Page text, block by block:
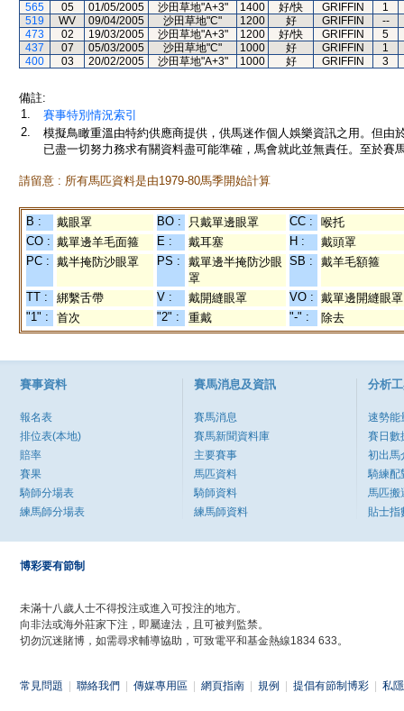
565
05 01/05/2005 沙田草地"A+3" 1400 好/快 GRIFFIN
1
519
WV 09/04/2005 沙田草地"C" 1200 好 GRIFFIN
--
473
02 19/03/2005 沙田草地"A+3" 1200 好/快 GRIFFIN
5
437
07 05/03/2005 沙田草地"C" 1000 好 GRIFFIN
1
400
03 20/02/2005 沙田草地"A+3" 1000 好 GRIFFIN 3
備註:
1.
賽事特別情況索引
2.
模擬鳥瞰重溫由特約供應商提供，供馬迷作個人娛樂資訊之用。但
已盡一切努力務求有關資料盡可能準確，馬會就此並無責任。至於賽
請留意 : 所有馬匹資料是由1979-80馬季開始計算
B : 戴眼罩 BO : 只戴單邊眼罩 CC :
喉托
CO : 戴單邊羊毛面箍 E : 戴耳塞 H :
戴頭罩
PC : 戴半掩防沙眼罩 PS :
戴單邊半掩防沙眼
罩
SB : 戴羊毛額箍
TT : 綁繫舌帶 V : 戴開縫眼罩 VO : 戴單邊開縫眼罩
"1" :
首次 "2" : 重戴 "-" : 除去
賽事資料
報名表
排位表(本地)
賠率
賽果
騎師分場表
練馬師分場表
賽馬消息及資訊
賽馬消息
賽馬新聞資料庫
主要賽事
馬匹資料
騎師資料
練馬師資料
分析
速勢能
賽日數
初出馬
騎練配
馬匹搬
貼士指
博彩要有節制
未滿十八歲人士不得投注或進入可投注的地方。
向非法或海外莊家下注，即屬違法，且可被判監禁。
切勿沉迷賭博，如需尋求輔導協助，可致電平和基金熱線1834 633。
常見問題 聯絡我們 傳媒專用區 網頁指南 規例 提倡有節制博彩 私